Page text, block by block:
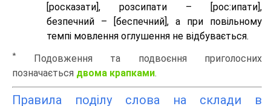
[росказати], розсипати – [роc:ипати],
безпечний – [беспечний], а при повільному
темпі мовлення оглушення не відбувається.
*
Подовження та подвоєння приголосних
позначається двома крапками.
Правила поділу слова на склади в